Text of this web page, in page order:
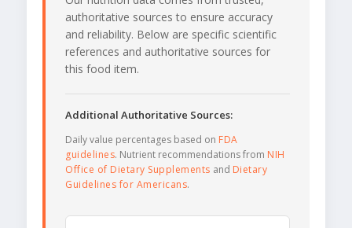
authoritative sources to ensure accuracy
and reliability. Below are specific scientific
references and authoritative sources for
this food item.
Additional Authoritative Sources:
Daily value percentages based on FDA
guidelines. Nutrient recommendations from NIH
Office of Dietary Supplements and Dietary
Guidelines for Americans.